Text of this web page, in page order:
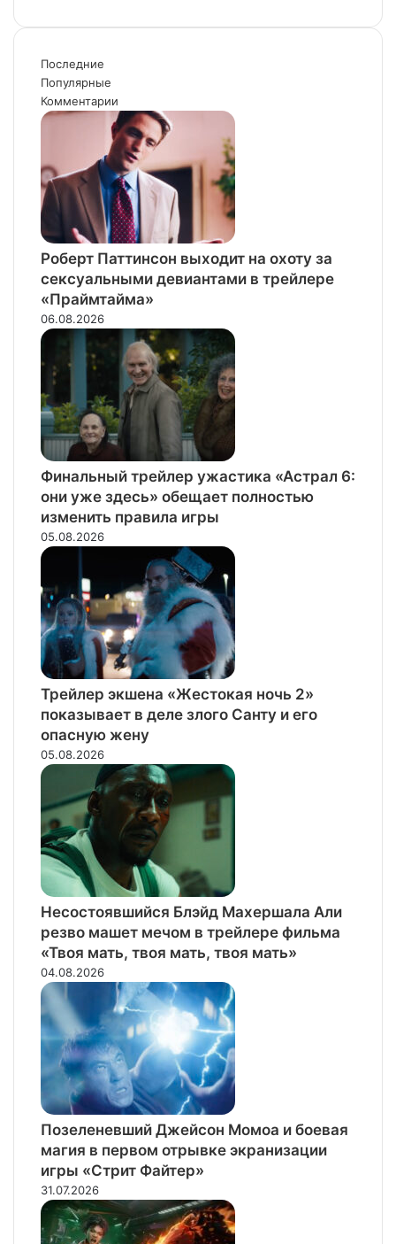
Огонь
пепел»
Последние
Популярные
Комментарии
Роберт Паттинсон выходит на охоту за
сексуальными девиантами в трейлере
«Праймтайма»
06.08.2026
Финальный трейлер ужастика «Астрал 6:
они уже здесь» обещает полностью
изменить правила игры
05.08.2026
Трейлер экшена «Жестокая ночь 2»
показывает в деле злого Санту и его
опасную жену
05.08.2026
Несостоявшийся Блэйд Махершала Али
резво машет мечом в трейлере фильма
«Твоя мать, твоя мать, твоя мать»
04.08.2026
Позеленевший Джейсон Момоа и боевая
магия в первом отрывке экранизации
игры «Стрит Файтер»
31.07.2026